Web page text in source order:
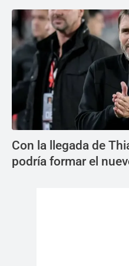
Con la llegada de
podría formar el